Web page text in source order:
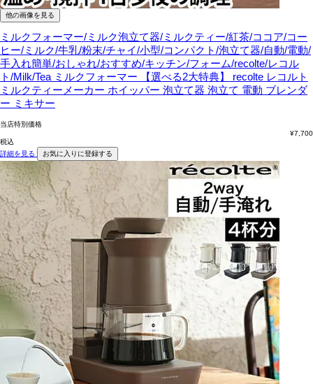
他の画像を見る
ミルクフォーマー/ミルク泡立て器/ミルクティー/紅茶/ココア/コー
ヒー/ミルク/牛乳/粉末/チャイ/小型/コンパクト/泡立て器/自動/電動/
手入れ簡単/おしゃれ/おすすめ/キッチン/フォーム/recolte/レコル
ト/Milk/Tea ミルクフォーマー 【選べる2大特典】 recolte レコルト
ミルクティーメーカー ホイッパー 泡立て器 泡立て 電動 ブレンダ
ー ミキサー
当店特別価格
¥7,700
税込
詳細を見る
お気に入りに登録する